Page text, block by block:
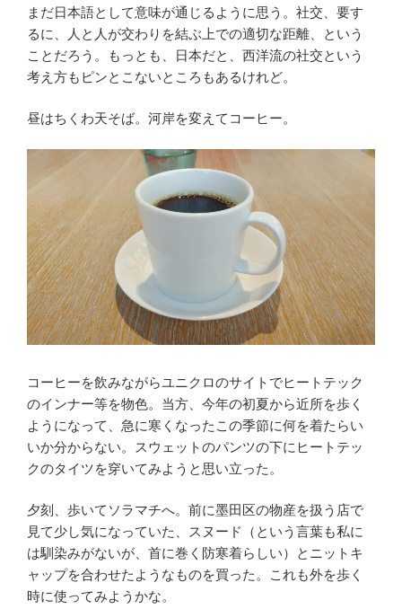
まだ日本語として意味が通じるように思う。社交、要す
るに、人と人が交わりを結ぶ上での適切な距離、という
ことだろう。もっとも、日本だと、西洋流の社交という
考え方もピンとこないところもあるけれど。
昼はちくわ天そば。河岸を変えてコーヒー。
コーヒーを飲みながらユニクロのサイトでヒートテック
のインナー等を物色。当方、今年の初夏から近所を歩く
ようになって、急に寒くなったこの季節に何を着たらい
いか分からない。スウェットのパンツの下にヒートテッ
クのタイツを穿いてみようと思い立った。
夕刻、歩いてソラマチへ。前に墨田区の物産を扱う店で
見て少し気になっていた、スヌード（という言葉も私に
は馴染みがないが、首に巻く防寒着らしい）とニットキ
ャップを合わせたようなものを買った。これも外を歩く
時に使ってみようかな。